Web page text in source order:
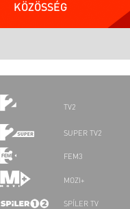
KÖZÖSSÉG
TV2
SUPER TV2
FEM3
MOZI+
SPÍLER TV